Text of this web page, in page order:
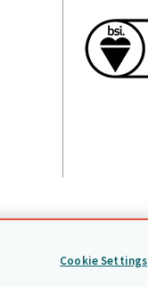
Cookie Settings